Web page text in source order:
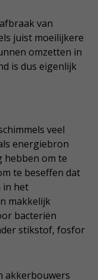
van
juist moeilijkere
omzetten in
is dus eigenlijk
veel
energiebron
hebben om te
te beseffen dat
in het
makkelijk
bacteriën
stikstof, fosfor
akkerbouwers